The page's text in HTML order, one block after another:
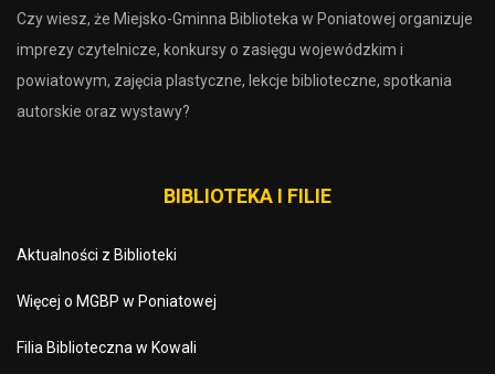
Czy wiesz, że Miejsko-Gminna Biblioteka w Poniatowej organizuje
imprezy czytelnicze, konkursy o zasięgu wojewódzkim i
powiatowym, zajęcia plastyczne, lekcje biblioteczne, spotkania
autorskie oraz wystawy?
BIBLIOTEKA I FILIE
Aktualności z Biblioteki
Więcej o MGBP w Poniatowej
Filia Biblioteczna w Kowali